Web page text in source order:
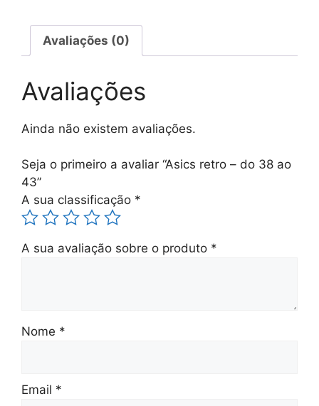
do
ao
Avaliações (0)
Avaliações
Ainda não existem avaliações.
Seja o primeiro a avaliar “Asics retro – do 38 ao
43”
A sua classificação *
A sua avaliação sobre o produto *
Nome *
Email *